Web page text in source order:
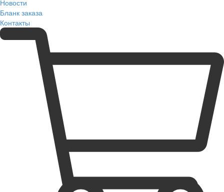
Новости
Бланк заказа
Контакты